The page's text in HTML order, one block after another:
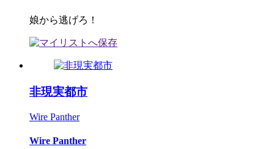
娘から逃げろ！
非現実都市
Wire Panther
Wire Panther